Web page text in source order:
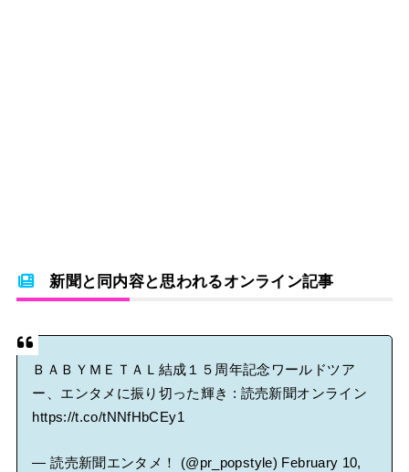
新聞と同内容と思われるオンライン記事
ＢＡＢＹＭＥＴＡＬ結成１５周年記念ワールドツア
ー、エンタメに振り切った輝き : 読売新聞オンライン
https://t.co/tNNfHbCEy1
— 読売新聞エンタメ！ (@pr_popstyle) February 10,